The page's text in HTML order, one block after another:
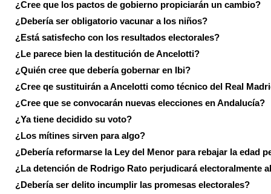
¿Cree que los pactos de gobierno propiciarán un cambio?
¿Debería ser obligatorio vacunar a los niños?
¿Está satisfecho con los resultados electorales?
¿Le parece bien la destitución de Ancelotti?
¿Quién cree que debería gobernar en Ibi?
¿Cree qe sustituirán a Ancelotti como técnico del Real
¿Cree que se convocarán nuevas elecciones en Andalucía?
¿Ya tiene decidido su voto?
¿Los mítines sirven para algo?
¿Debería reformarse la Ley del Menor para rebajar la edad
¿La detención de Rodrigo Rato perjudicará electoralmente
¿Debería ser delito incumplir las promesas electorales?